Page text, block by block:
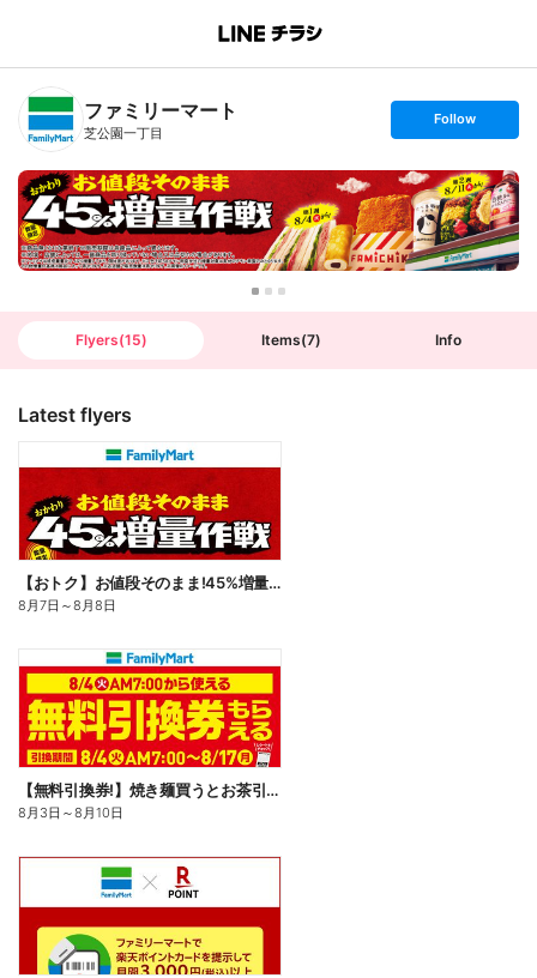
B
n
T
ファミリーマート
芝公園一丁目
s
t
o
l
l
o
w
Follow
Flyers(15) Items(7) Info
Latest flyers
【おトク】お値段そのまま!45%増量作戦!
8月7日 ～8月8日
【無料引換券!】焼き麺買うとお茶引換券貰える!
8月3日 ～8月10日